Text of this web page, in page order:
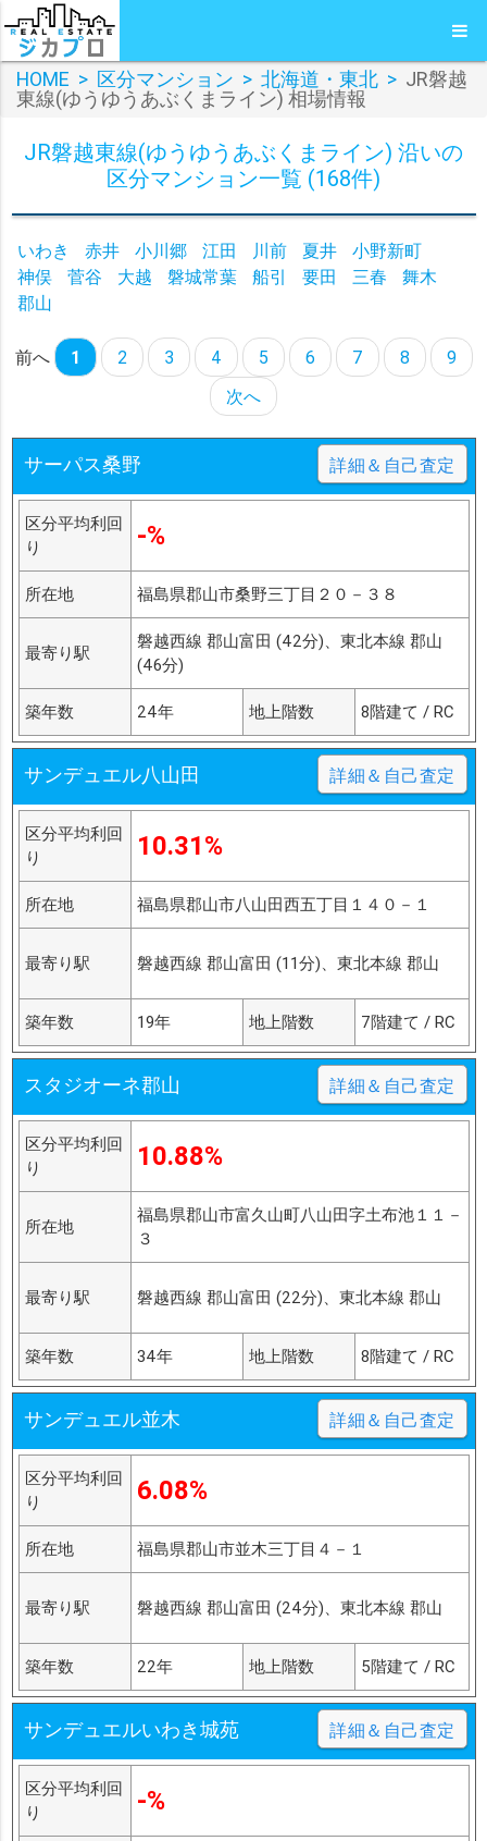
HOME > 区分マンション > 北海道・東北 > JR磐越
東線(ゆうゆうあぶくまライン) 相場情報
JR磐越東線(ゆうゆうあぶくまライン) 沿いの
区分マンション一覧 (168件)
いわき 赤井 小川郷 江田 川前 夏井
小野新町
神俣
菅谷 大越 磐城常葉 船引 要田 三春
舞木
郡山
前へ 1 2 3 4 5 6 7 8
9
次へ
サーパス桑野 詳細＆自己査定
区分平均利回
り
-%
所在地 福島県郡山市桑野三丁目２０－３８
最寄り駅
磐越西線 郡山富田 (42分)、東北本線 郡山
(46分)
築年数 24年 地上階数 8階建て / RC
サンデュエル八山田 詳細＆自己査定
区分平均利回
り
10.31%
所在地 福島県郡山市八山田西五丁目１４０－１
最寄り駅 磐越西線 郡山富田 (11分)、東北本線 郡山
築年数 19年 地上階数 7階建て / RC
スタジオーネ郡山 詳細＆自己査定
区分平均利回
り
10.88%
所在地
福島県郡山市富久山町八山田字土布池１１－
３
最寄り駅 磐越西線 郡山富田 (22分)、東北本線 郡山
築年数 34年 地上階数 8階建て / RC
サンデュエル並木 詳細＆自己査定
区分平均利回
り
6.08%
所在地 福島県郡山市並木三丁目４－１
最寄り駅 磐越西線 郡山富田 (24分)、東北本線 郡山
築年数 22年 地上階数 5階建て / RC
サンデュエルいわき城苑 詳細＆自己査定
区分平均利回
り
-%